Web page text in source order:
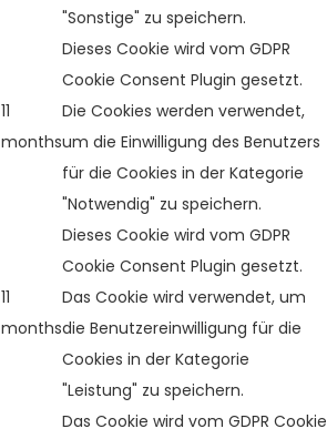
"Sonstige" zu speichern.
11
months
Dieses Cookie wird vom GDPR
Cookie Consent Plugin gesetzt.
Die Cookies werden verwendet,
um die Einwilligung des Benutzers
für die Cookies in der Kategorie
"Notwendig" zu speichern.
11
months
Dieses Cookie wird vom GDPR
Cookie Consent Plugin gesetzt.
Das Cookie wird verwendet, um
die Benutzereinwilligung für die
Cookies in der Kategorie
"Leistung" zu speichern.
Das Cookie wird vom GDPR Cookie